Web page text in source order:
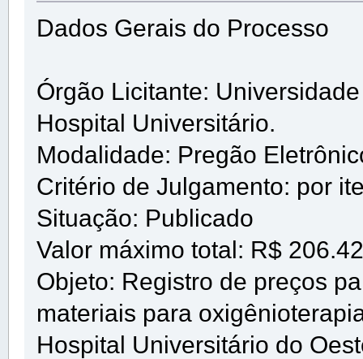
Dados Gerais do Processo
Órgão Licitante:
Hospital Universitário.
Modalidade: Pregão
Critério de Julgamento: por
Situação: Publicado
Valor máximo total: R$
Objeto: Registro de preços
materiais para
Hospital Universitário do